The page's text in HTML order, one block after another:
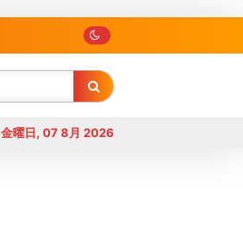
金曜日, 07 8月 2026